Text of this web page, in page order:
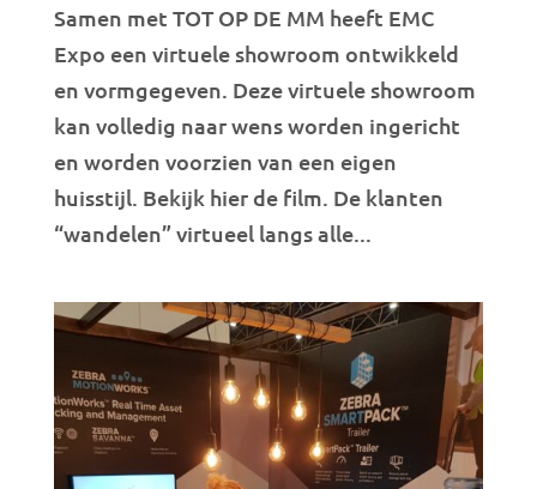
Samen met TOT OP DE MM heeft EMC
Expo een virtuele showroom ontwikkeld
en vormgegeven. Deze virtuele showroom
kan volledig naar wens worden ingericht
en worden voorzien van een eigen
huisstijl. Bekijk hier de film. De klanten
“wandelen” virtueel langs alle...